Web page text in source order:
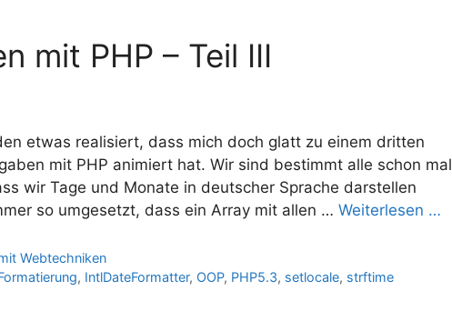
mit PHP – Teil III
etwas realisiert, dass mich doch glatt zu einem dritten
mit PHP animiert hat. Wir sind bestimmt alle schon mal
wir Tage und Monate in deutscher Sprache darstellen
so umgesetzt, dass ein Array mit allen … Weiterlesen …
Webtechniken
, IntlDateFormatter, OOP, PHP5.3, setlocale, strftime